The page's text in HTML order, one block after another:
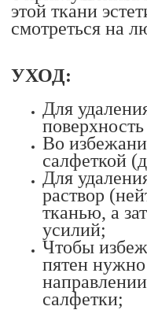
этой ткани
смотреться на
УХОД:
Для
Во
салфеткой
Для
раствор
тканью, а
усилий;
Чтобы
пятен нужно
салфетки;